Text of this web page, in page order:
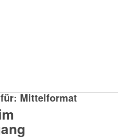
Mittelformat